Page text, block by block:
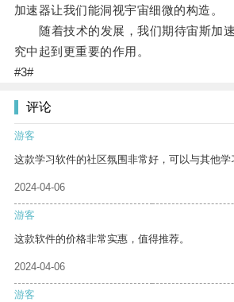
加速器让我们能洞视宇宙细微的构造。
随着技术的发展，我们期待宙斯加
究中起到更重要的作用。
#3#
评论
游客
这款学习软件的社区氛围非常好，可以与其他学
2024-04-06
游客
这款软件的价格非常实惠，值得推荐。
2024-04-06
游客